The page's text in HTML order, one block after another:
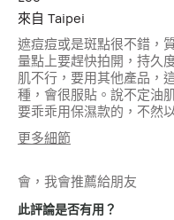
來自 Taipei
遮痘痘或是斑點很不錯，
量點上要趕快拍開，持久
肌不行，要用其他產品，
種，會很服貼。說不定油
要乖乖用保濕款的，不然
更多細節
肌膚類型
肌膚色調
會，我會推薦給朋友
此評論是否有用？